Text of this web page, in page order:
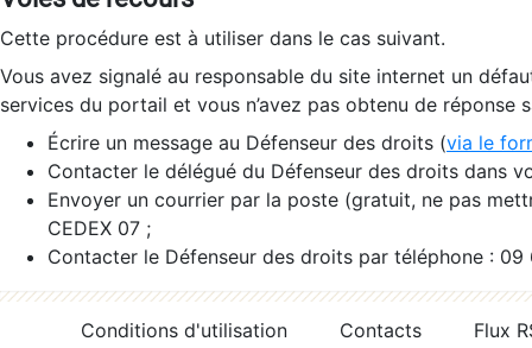
Cette procédure est à utiliser dans le cas suivant.
Vous avez signalé au responsable du site internet un
services du portail et vous n’avez pas obtenu de réponse
Écrire un message au Défenseur des droits (via le
Contacter le délégué du Défenseur des droits dans
Envoyer un courrier par la poste (gratuit, ne pas
CEDEX 07 ;
Contacter le Défenseur des droits par téléphone :
Conditions d'utilisation Contacts
Flux